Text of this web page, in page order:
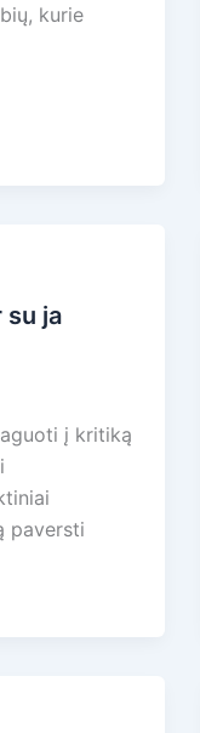
kurie
su ja
į kritiką
paversti